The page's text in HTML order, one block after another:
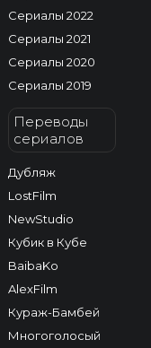
Сериалы 2022
Сериалы 2021
Сериалы 2020
Сериалы 2019
Переводы
сериалов
Дубляж
LostFilm
NewStudio
Кубик в Кубе
BaibaKo
AlexFilm
Кураж-Бамбей
Многоголосый